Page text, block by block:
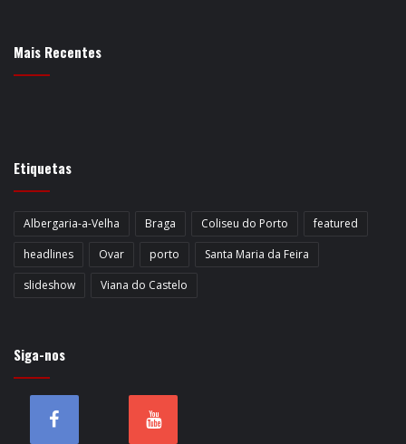
Mais Recentes
Etiquetas
Albergaria-a-Velha Braga Coliseu do Porto
featured
headlines
Ovar porto
Santa Maria da Feira
slideshow
Viana do Castelo
Siga-nos